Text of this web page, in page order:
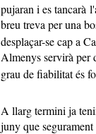
pujaran i es tancarà
breu treva per una
desplaçar-se cap a
Almenys servirà per
grau de fiabilitat és
A llarg termini ja
juny que segurament